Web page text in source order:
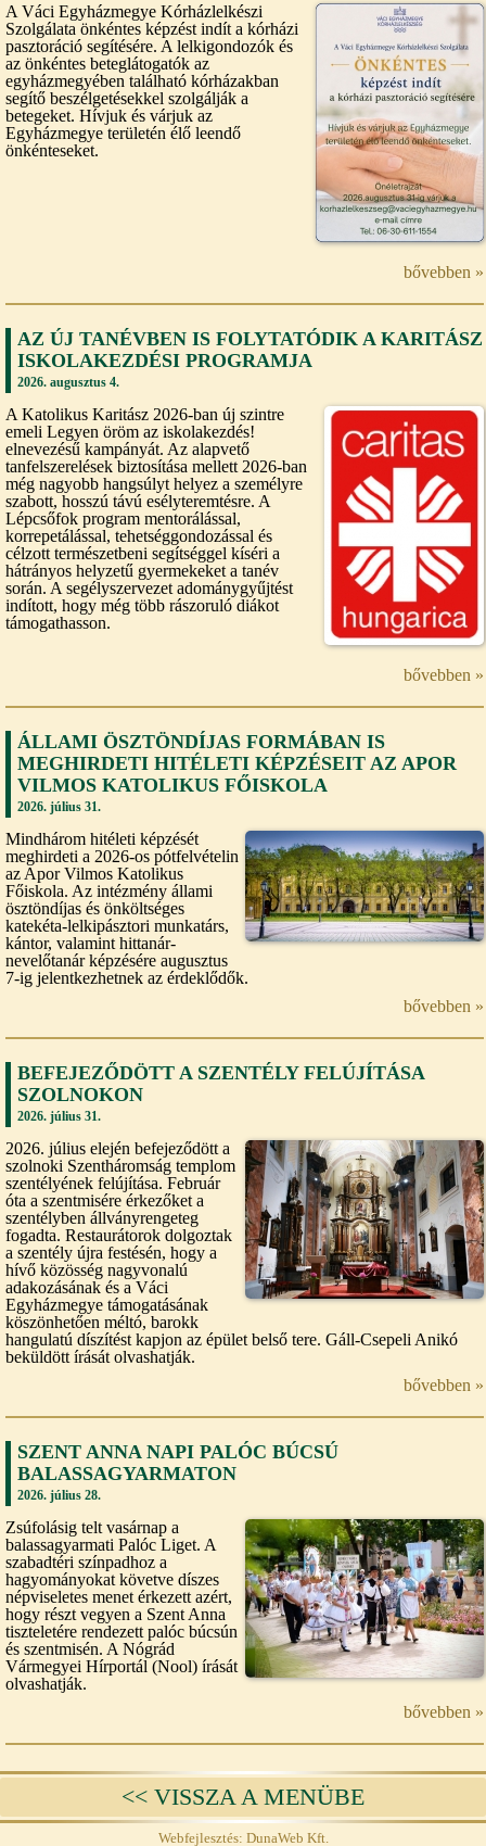
A Váci Egyházmegye Kórházlelkészi
Szolgálata önkéntes képzést indít a kórházi
pasztoráció segítésére. A lelkigondozók és
az önkéntes beteglátogatók az
egyházmegyében található kórházakban
segítő beszélgetésekkel szolgálják a
betegeket. Hívjuk és várjuk az
Egyházmegye területén élő leendő
önkénteseket.
bővebben »
AZ ÚJ TANÉVBEN IS FOLYTATÓDIK A KARITÁSZ
ISKOLAKEZDÉSI PROGRAMJA
2026. augusztus 4.
A Katolikus Karitász 2026-ban új szintre
emeli Legyen öröm az iskolakezdés!
elnevezésű kampányát. Az alapvető
tanfelszerelések biztosítása mellett 2026-ban
még nagyobb hangsúlyt helyez a személyre
szabott, hosszú távú esélyteremtésre. A
Lépcsőfok program mentorálással,
korrepetálással, tehetséggondozással és
célzott természetbeni segítséggel kíséri a
hátrányos helyzetű gyermekeket a tanév
során. A segélyszervezet adománygyűjtést
indított, hogy még több rászoruló diákot
támogathasson.
bővebben »
ÁLLAMI ÖSZTÖNDÍJAS FORMÁBAN IS
MEGHIRDETI HITÉLETI KÉPZÉSEIT AZ APOR
VILMOS KATOLIKUS FŐISKOLA
2026. július 31.
Mindhárom hitéleti képzését
meghirdeti a 2026-os pótfelvételin
az Apor Vilmos Katolikus
Főiskola. Az intézmény állami
ösztöndíjas és önköltséges
katekéta-lelkipásztori munkatárs,
kántor, valamint hittanár-
nevelőtanár képzésére augusztus
7-ig jelentkezhetnek az érdeklődők.
bővebben »
BEFEJEZŐDÖTT A SZENTÉLY FELÚJÍTÁSA
SZOLNOKON
2026. július 31.
2026. július elején befejeződött a
szolnoki Szentháromság templom
szentélyének felújítása. Február
óta a szentmisére érkezőket a
szentélyben állványrengeteg
fogadta. Restaurátorok dolgoztak
a szentély újra festésén, hogy a
hívő közösség nagyvonalú
adakozásának és a Váci
Egyházmegye támogatásának
köszönhetően méltó, barokk
hangulatú díszítést kapjon az épület belső tere. Gáll-Csepeli Anikó
beküldött írását olvashatják.
bővebben »
SZENT ANNA NAPI PALÓC BÚCSÚ
BALASSAGYARMATON
2026. július 28.
Zsúfolásig telt vasárnap a
balassagyarmati Palóc Liget. A
szabadtéri színpadhoz a
hagyományokat követve díszes
népviseletes menet érkezett azért,
hogy részt vegyen a Szent Anna
tiszteletére rendezett palóc búcsún
és szentmisén. A Nógrád
Vármegyei Hírportál (Nool) írását
olvashatják.
bővebben »
<< VISSZA A MENÜBE
Webfejlesztés: DunaWeb Kft.